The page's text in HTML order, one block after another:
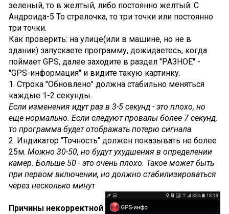
зеленый, то в желтый, либо постоянно желтый. C
Андроида-5 То стрелочка, то три точки или постоянно
три точки.
Как проверить: на улице(или в машине, но не в
здании) запускаете программу, дожидаетесь, когда
поймает GPS, далее заходите в раздел "РАЗНОЕ" -
"GPS-информация" и видите такую картинку.
1. Строка "Обновлено" должна стабильно меняться
каждые 1-2 секунды.
Если изменения идут раз в 3-5 секунд - это плохо, но
еще нормально. Если следуют провалы более 7 секунд,
то программа будет отображать потерю сигнала.
2. Индикатор "Точность" должен показывать не более
25м. Можно 30-50, но будут ухудшения в определении
камер. Больше 50 - это очень плохо. Такое может быть
при первом включении, но должно стабилизироваться
через несколько минут
Причины некорректной